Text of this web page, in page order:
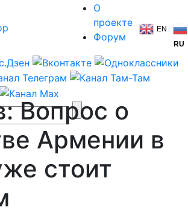
О
проекте
Форум
EN
RU
Вопрос о
Армении в
стоит